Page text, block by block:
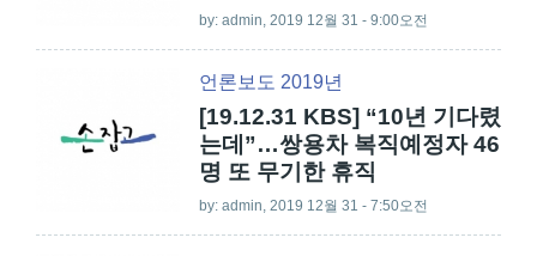
by: admin , 2019 12월 31 - 9:00오전
언론보도 2019년
[19.12.31 KBS] “10년 기다렸
는데”…쌍용차 복직예정자 46
명 또 무기한 휴직
by: admin , 2019 12월 31 - 7:50오전